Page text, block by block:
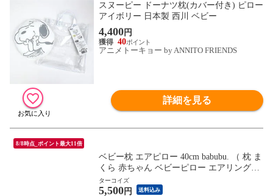
スヌーピー ドーナツ枕(カバー付き) ピロー
アイボリー 日本製 西川 ベビー
4,400円
40
アニメトーキョー by ANNITO FRIENDS
詳細を見る
8/8時点_ポイント最大11倍
ベビー枕 エアピロー 40cm babubu. （ 枕 ま
くら 赤ちゃん ベビーピロー エアリングピ
ロー ドーナツ枕 ベビー 寝具 寝装 洗える
吐き戻し予防 汗かき予防 絶壁予防 鼻詰ま
ターコイズ
5,500円 送料込み